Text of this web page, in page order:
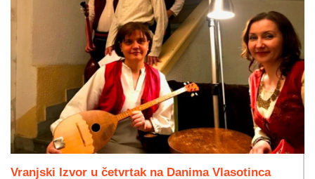
Vranjski Izvor u četvrtak na Danima Vlasotinca